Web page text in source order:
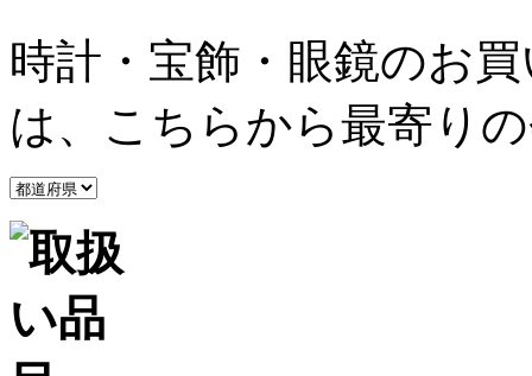
時計・宝飾・眼鏡のお
は、こちらから最寄り